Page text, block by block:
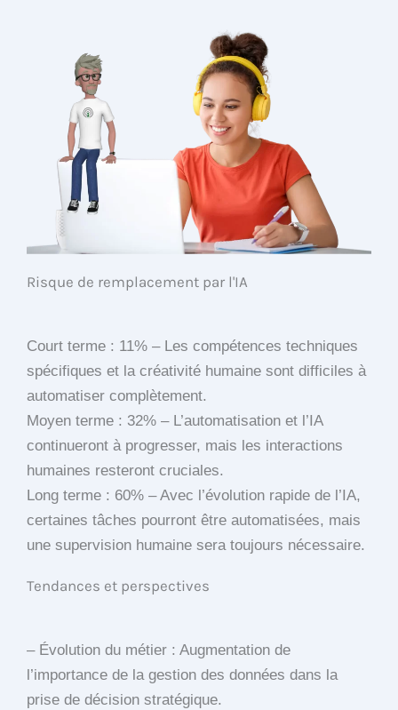
Risque de remplacement par l'IA
Court terme : 11% – Les compétences techniques
spécifiques et la créativité humaine sont difficiles à
automatiser complètement.
Moyen terme : 32% – L’automatisation et l’IA
continueront à progresser, mais les interactions
humaines resteront cruciales.
Long terme : 60% – Avec l’évolution rapide de l’IA,
certaines tâches pourront être automatisées, mais
une supervision humaine sera toujours nécessaire.
Tendances et perspectives
– Évolution du métier : Augmentation de
l’importance de la gestion des données dans la
prise de décision stratégique.